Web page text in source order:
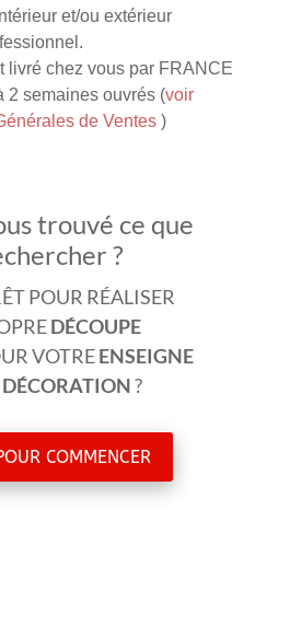
et/ou extérieur
livré chez vous par FRANCE
2 semaines ouvrés (voir
de Ventes)
trouvé ce que
?
POUR RÉALISER
DÉCOUPE
VOTREENSEIGNE
DÉCORATION?
COMMENCER